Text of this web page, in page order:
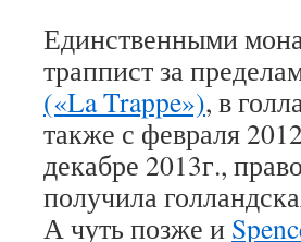
Единственными
траппист за
(«La Trappe»), в
также с февраля
декабре 2013г.,
получила
А чуть позже и